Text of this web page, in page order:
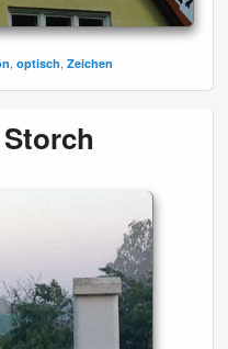
,optisch ,Zeichen